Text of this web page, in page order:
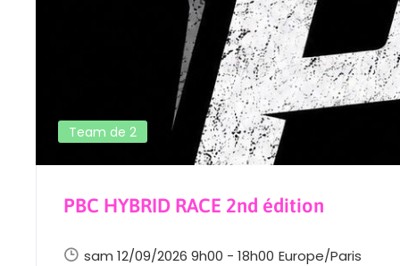
Team de 2
PBC HYBRID RACE 2nd édition
sam 12/09/2026 9h00 - 18h00 Europe/Paris